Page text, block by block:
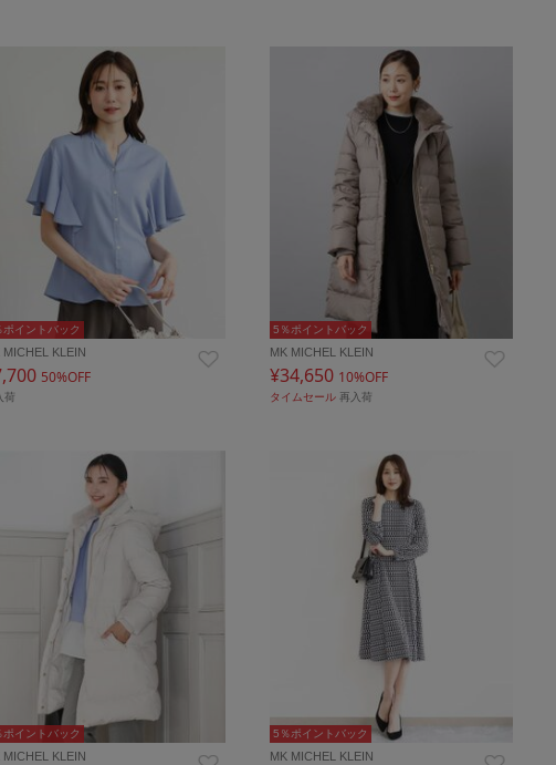
ポイントバック
MICHEL KLEIN
50%OFF
荷
5％ポイントバック
MK MICHEL KLEIN
¥34,650 10%OFF
タイムセール 再入荷
ポイントバック
MICHEL KLEIN
5％ポイントバック
MK MICHEL KLEIN